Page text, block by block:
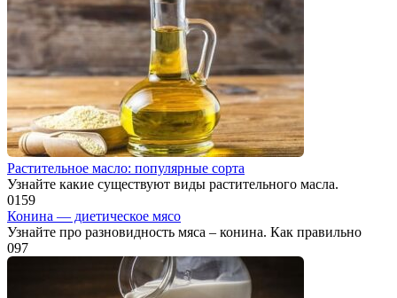
Растительное масло: популярные сорта
Узнайте какие существуют виды растительного масла.
0159
Конина — диетическое мясо
Узнайте про разновидность мяса – конина. Как правильно
097